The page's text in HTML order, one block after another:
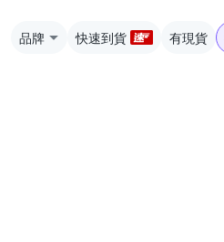
品牌 快速到貨 有現貨